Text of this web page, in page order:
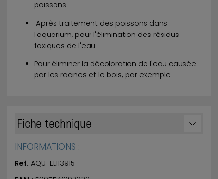
poissons
Après traitement des poissons dans
l'aquarium, pour l'élimination des résidus
toxiques de l'eau
Pour éliminer la décoloration de l'eau causée
par les racines et le bois, par exemple
Fiche technique
INFORMATIONS :
Ref. AQU-EL113915